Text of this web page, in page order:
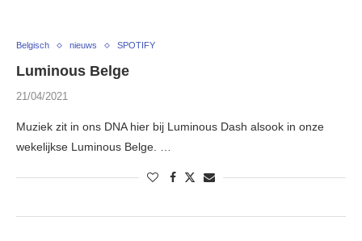
Belgisch nieuws SPOTIFY
Luminous Belge
21/04/2021
Muziek zit in ons DNA hier bij Luminous Dash alsook in onze
wekelijkse Luminous Belge. …